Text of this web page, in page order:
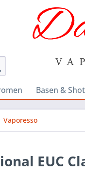
Basen &
Vaporesso
EUC